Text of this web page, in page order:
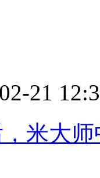
21
米大